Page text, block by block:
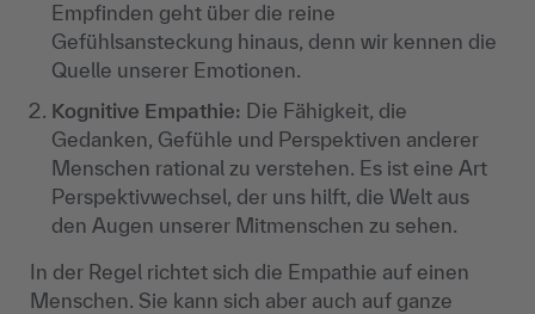
Empfinden geht über die reine
Gefühlsansteckung hinaus, denn wir kennen die
Quelle unserer Emotionen.
Kognitive Empathie: Die Fähigkeit, die
Gedanken, Gefühle und Perspektiven anderer
Menschen rational zu verstehen. Es ist eine Art
Perspektivwechsel, der uns hilft, die Welt aus
den Augen unserer Mitmenschen zu sehen.
In der Regel richtet sich die Empathie auf einen
Menschen. Sie kann sich aber auch auf ganze